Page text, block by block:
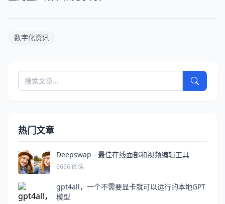
数字化资讯
热门文章
Deepswap - 最佳在线面部和视频编辑工具
6666 阅读
gpt4all，一个不需要显卡就可以运行的本地GPT
模型